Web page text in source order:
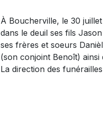
À Boucherville, le 30
dans le deuil ses fils
ses frères et soeurs
(son conjoint Benoît)
La direction des